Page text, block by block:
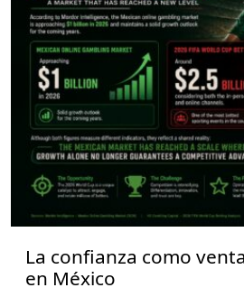
La confianza como
en México